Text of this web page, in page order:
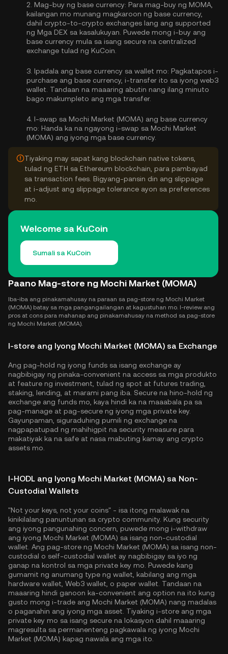
2. Mag-buy ng base currency: Para mag-buy ng MOMA,
kailangan mo munang magkaroon ng base currency,
dahil crypto-to-crypto exchanges lang ang supported
ng Mga DEX sa kasalukuyan. Puwede mong i-buy ang
base currency mula sa isang secure na centralized
exchange tulad ng KuCoin.
3. Ipadala ang base currency sa wallet mo: Pagkatapos i-
purchase ang base currency, i-transfer ito sa iyong web3
wallet. Tandaan na maaaring abutin nang ilang minuto
bago makumpleto ang mga transfer.
4. I-swap sa Mochi Market (MOMA) ang base currency
mo: Handa ka na ngayong i-swap sa Mochi Market
(MOMA) ang iyong mga base currency.
Tiyaking may sapat kang blockchain native tokens,
tulad ng ETH sa Ethereum blockchain, para pambayad
sa transaction fees. Bigyang-pansin din ang slippage
at i-adjust ang slippage tolerance ayon sa preferences
mo.
Welcome sa KuCoin
Sumali sa KuCoin
Paano Mag-store ng Mochi Market (MOMA)
Iba-iba ang pinakamahusay na paraan sa pag-store ng Mochi Market
(MOMA) batay sa mga pangangailangan at kagustuhan mo. I-review ang
pros at cons para mahanap ang pinakamahusay na method sa pag-store
ng Mochi Market (MOMA).
I-store ang Iyong Mochi Market (MOMA) sa Exchange
Ang pag-hold ng iyong funds sa isang exchange ay
nagbibigay ng pinaka-convenient na access sa mga produkto
at feature ng investment, tulad ng spot at futures trading,
staking, lending, at marami pang iba. Secure na hino-hold ng
exchange ang funds mo, kaya hindi ka na maaabala pa sa
pag-manage at pag-secure ng iyong mga private key.
Gayunpaman, siguraduhing pumili ng exchange na
nagpapatupad ng mahihigpit na security measure para
makatiyak ka na safe at nasa mabuting kamay ang crypto
assets mo.
I-HODL ang Iyong Mochi Market (MOMA) sa Non-
Custodial Wallets
"Not your keys, not your coins" - isa itong malawak na
kinikilalang panuntunan sa crypto community. Kung security
ang iyong pangunahing concern, puwede mong i-withdraw
ang iyong Mochi Market (MOMA) sa isang non-custodial
wallet. Ang pag-store ng Mochi Market (MOMA) sa isang non-
custodial o self-custodial wallet ay nagbibigay sa iyo ng
ganap na kontrol sa mga private key mo. Puwede kang
gumamit ng anumang type ng wallet, kabilang ang mga
hardware wallet, Web3 wallet, o paper wallet. Tandaan na
maaaring hindi ganoon ka-convenient ang option na ito kung
gusto mong i-trade ang Mochi Market (MOMA) nang madalas
o paganahin ang iyong mga asset. Tiyaking i-store ang mga
private key mo sa isang secure na lokasyon dahil maaaring
magresulta sa permanenteng pagkawala ng iyong Mochi
Market (MOMA) kapag nawala ang mga ito.